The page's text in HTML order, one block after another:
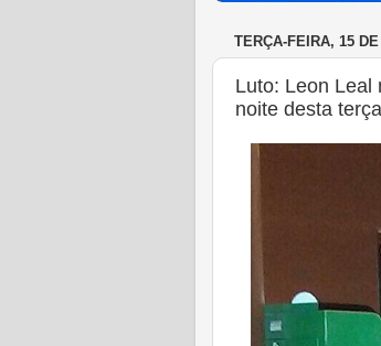
TERÇA-FEIRA, 15
Luto: Leon Leal
noite desta